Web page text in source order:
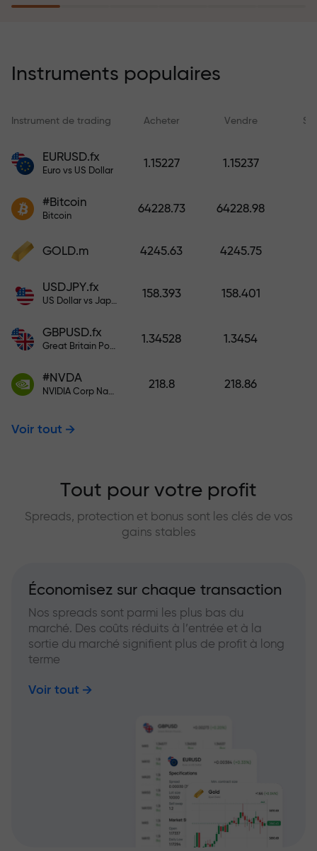
rêves simplement en effectuant un
risques rembourse vos pertes et
garantit un triplement des profits
tranquillité — votre capital est
dépôt. X1000 n’est pas une erreur.
Instruments populaires
Instrument de trading Acheter Vendre
EURUSD.fx
Euro vs US Dollar
1.15227 1.15237
#Bitcoin
Bitcoin
64228.73 64228.98
GOLD.m 4245.63 4245.75
USDJPY.fx
US Dollar vs Japanese Yen
158.393 158.401
GBPUSD.fx
Great Britain Pound vs US Dollar
1.34528 1.3454
#NVDA
NVIDIA Corp Nasdaq Stock Exchange (Nasdaq) USD
218.8 218.86
Voir tout
Tout pour votre profit
Spreads, protection et bonus sont les clés de vos
gains stables
Économisez sur chaque transaction
Nos spreads sont parmi les plus bas du
marché. Des coûts réduits à l’entrée et à la
sortie du marché signifient plus de profit à long
terme
Voir tout